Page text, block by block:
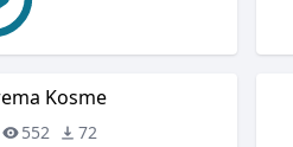
Kosme
552 72